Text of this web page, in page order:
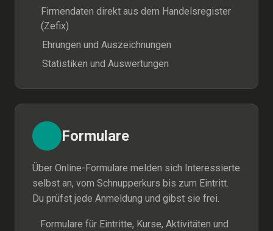
Firmendaten direkt aus dem Handelsregister
(Zefix)
Ehrungen und Auszeichnungen
Statistiken und Auswertungen
Formulare
Über Online-Formulare melden sich Interessierte
selbst an, vom Schnupperkurs bis zum Eintritt.
Du prüfst jede Anmeldung und gibst sie frei.
Formulare für Eintritte, Kurse, Aktivitäten und